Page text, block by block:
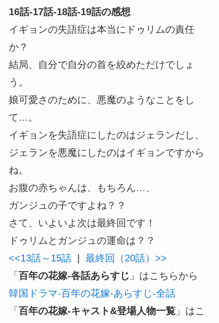
16話-17話-18話-19話の感想
イギョンの失語症は本当にドゥリムの責任
か？
結局、自分で自分の首を絞めただけでしょ
う。
娘可愛さのために、悪魔のようなことをし
て…。
イギョンを失語症にしたのはジェランだし、
ジェランを悪魔にしたのはイギョンですから
ね。
お腹の赤ちゃんは、もちろん…、
ガンジュの子ですよね？？
さて、いよいよ次は最終回です！
ドゥリムとガンジュの運命は？？
<<13話～15話| 最終回（20話）>>
「百年の花嫁-各話あらすじ 」はこちらから
韓国ドラマ-百年の花嫁-あらすじ-全話
「百年の花嫁-キャスト&登場人物一覧」はこ